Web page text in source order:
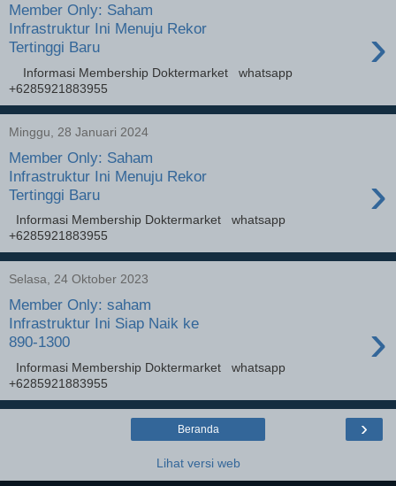
Member Only: Saham
Infrastruktur Ini Menuju Rekor
Tertinggi Baru
›
Informasi Membership Doktermarket whatsapp
+6285921883955
Minggu, 28 Januari 2024
Member Only: Saham
Infrastruktur Ini Menuju Rekor
Tertinggi Baru
›
Informasi Membership Doktermarket whatsapp
+6285921883955
Selasa, 24 Oktober 2023
Member Only: saham
Infrastruktur Ini Siap Naik ke
890-1300
›
Informasi Membership Doktermarket whatsapp
+6285921883955
›
Beranda
Lihat versi web